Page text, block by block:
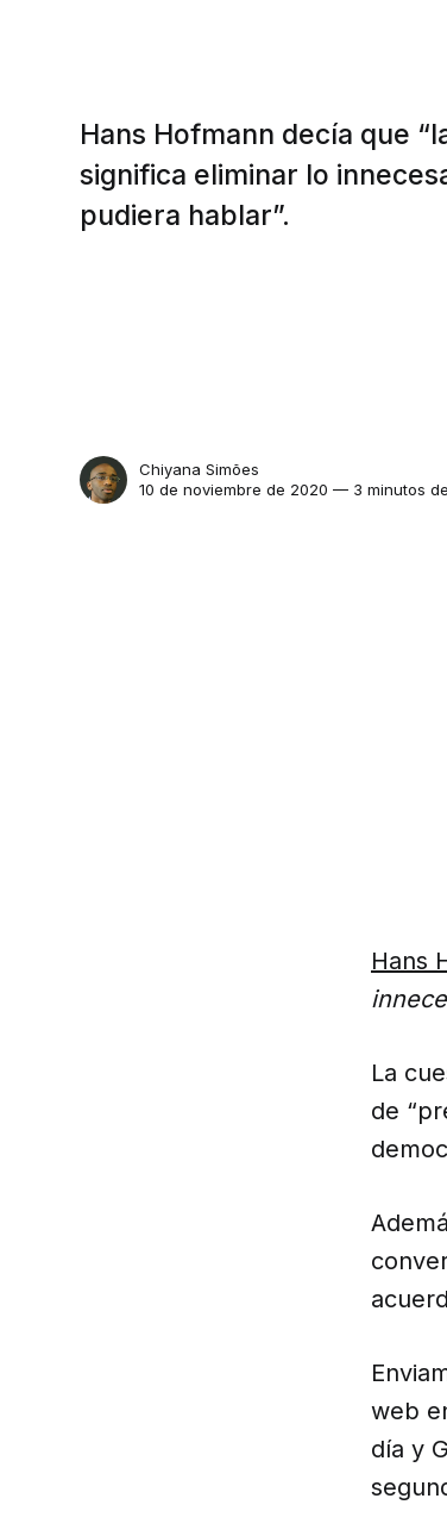
Hans Hofmann decía que
significa eliminar lo
pudiera hablar”.
Chiyana Simões
10 de noviembre de 2020 — 3 minutos
Hans
La
de
web
día y